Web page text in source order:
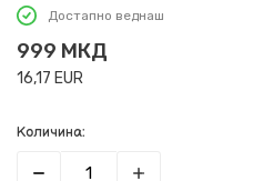
Достапно веднаш
999 МКД
16,17 EUR
Количина: